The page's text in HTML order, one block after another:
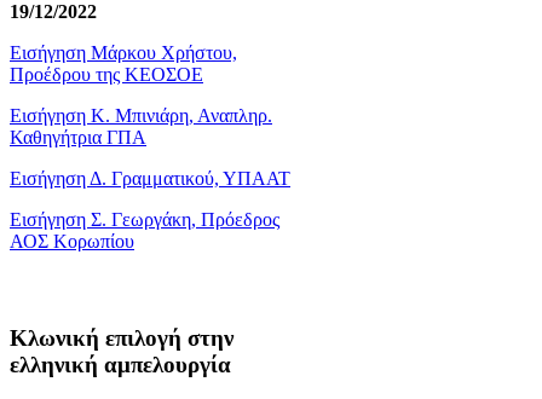
19/12/2022
Εισήγηση Μάρκου Χρήστου,
Προέδρου της ΚΕΟΣΟΕ
Εισήγηση Κ. Μπινιάρη, Αναπληρ.
Καθηγήτρια ΓΠΑ
Εισήγηση Δ. Γραμματικού, ΥΠΑΑΤ
Εισήγηση Σ. Γεωργάκη, Πρόεδρος
ΑΟΣ Κορωπίου
Κλωνική επιλογή στην
ελληνική αμπελουργία